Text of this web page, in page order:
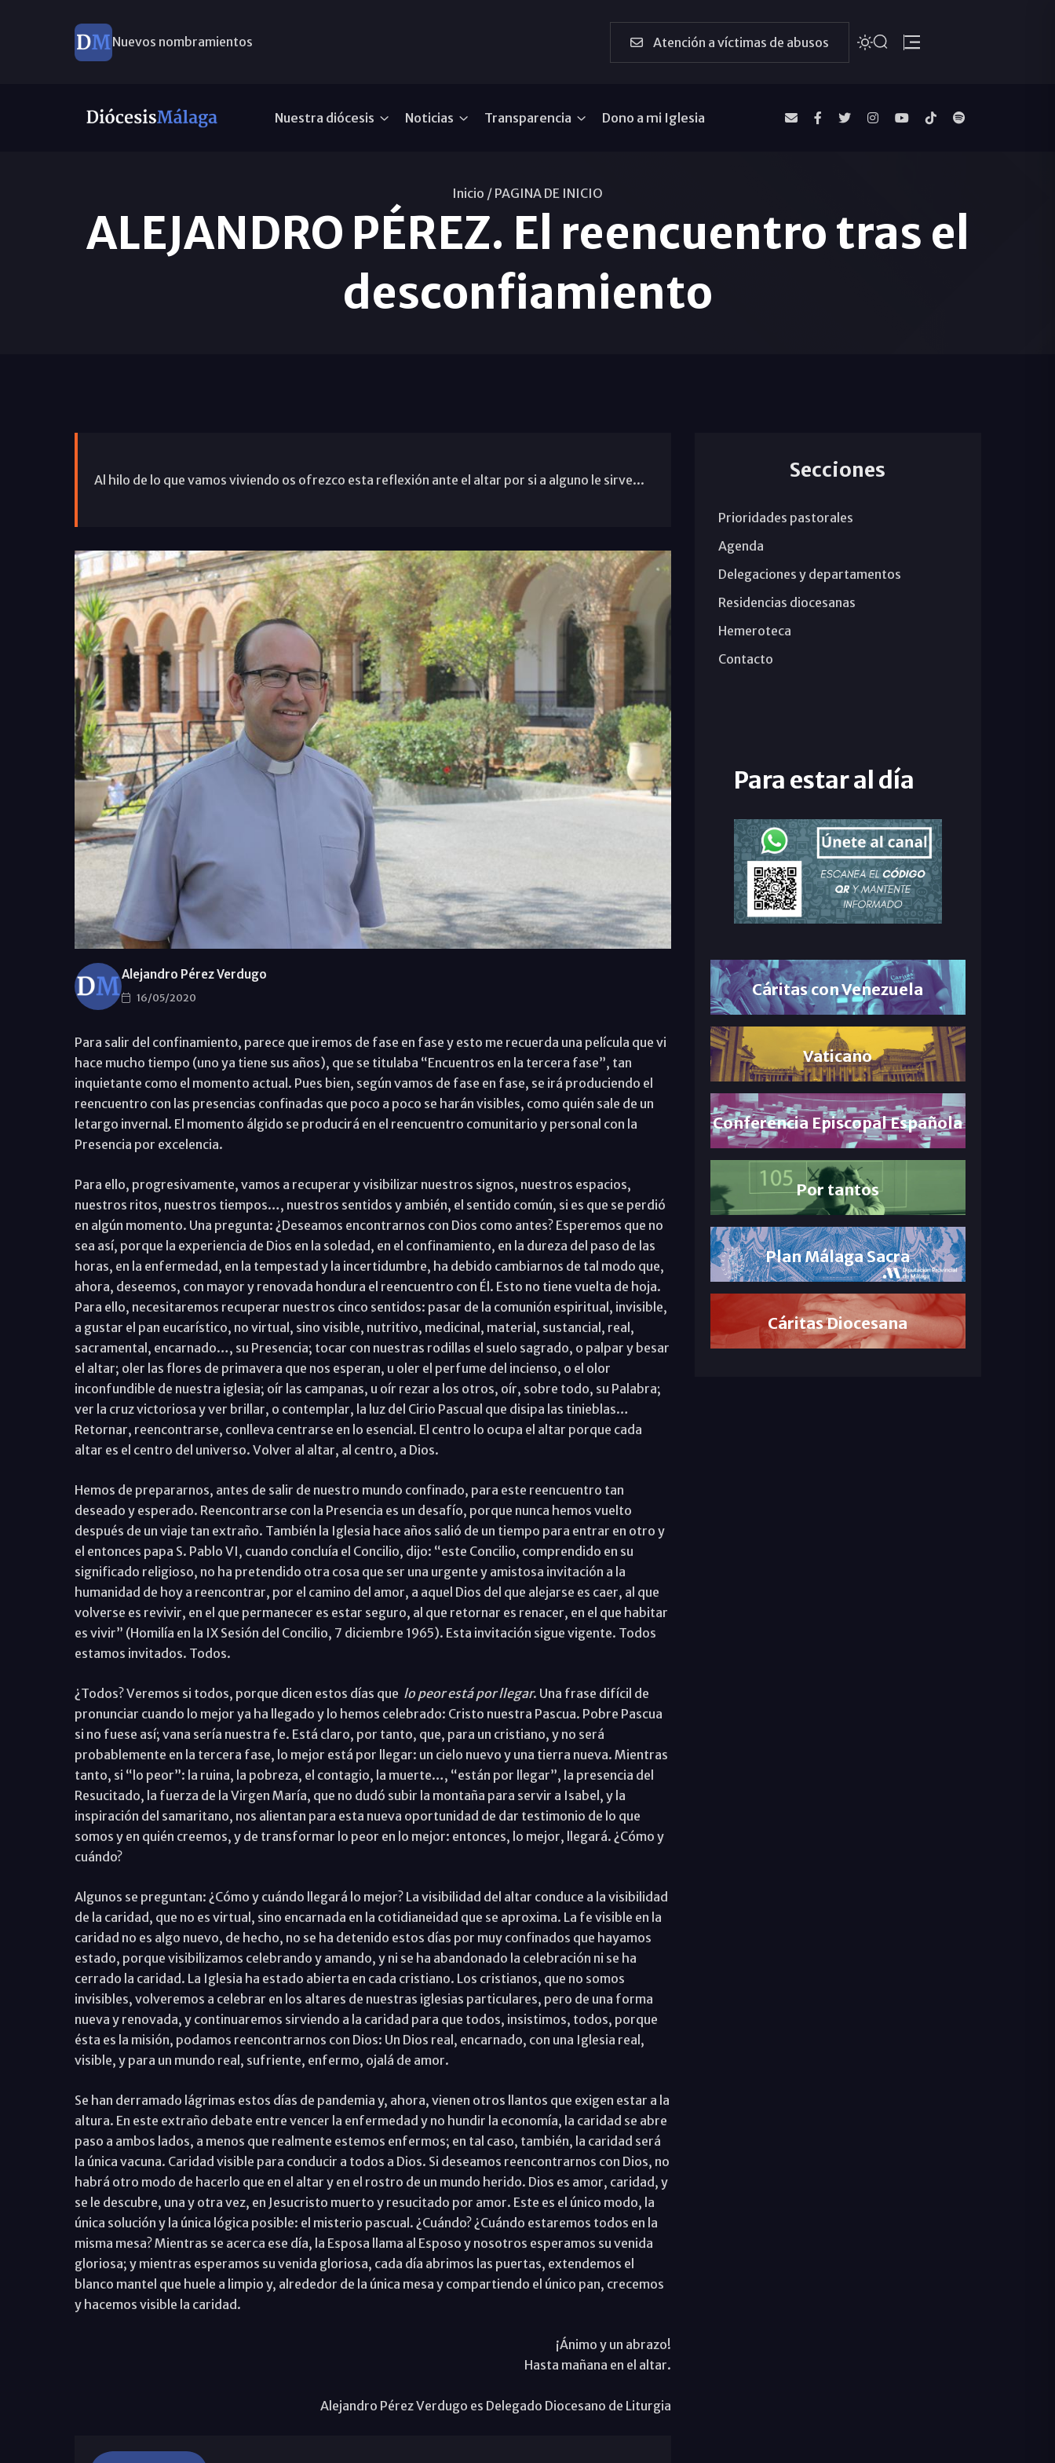
Nuevos nombramientos Atención a víctimas de abusos
Nuestra diócesis Noticias Transparencia Dono a mi Iglesia
Inicio / PAGINA DE INICIO
ALEJANDRO PÉREZ. El reencuentro tras el
desconfiamiento
Al hilo de lo que vamos viviendo os ofrezco esta reflexión ante el altar por si a alguno le sirve...
Alejandro Pérez Verdugo
16/05/2020
Para salir del confinamiento, parece que iremos de fase en fase y esto me recuerda una película que vi
hace mucho tiempo (uno ya tiene sus años), que se titulaba “Encuentros en la tercera fase”, tan
inquietante como el momento actual. Pues bien, según vamos de fase en fase, se irá produciendo el
reencuentro con las presencias confinadas que poco a poco se harán visibles, como quién sale de un
letargo invernal. El momento álgido se producirá en el reencuentro comunitario y personal con la
Presencia por excelencia.
Para ello, progresivamente, vamos a recuperar y visibilizar nuestros signos, nuestros espacios,
nuestros ritos, nuestros tiempos…, nuestros sentidos y ambién, el sentido común, si es que se perdió
en algún momento. Una pregunta: ¿Deseamos encontrarnos con Dios como antes? Esperemos que no
sea así, porque la experiencia de Dios en la soledad, en el confinamiento, en la dureza del paso de las
horas, en la enfermedad, en la tempestad y la incertidumbre, ha debido cambiarnos de tal modo que,
ahora, deseemos, con mayor y renovada hondura el reencuentro con Él. Esto no tiene vuelta de hoja.
Para ello, necesitaremos recuperar nuestros cinco sentidos: pasar de la comunión espiritual, invisible,
a gustar el pan eucarístico, no virtual, sino visible, nutritivo, medicinal, material, sustancial, real,
sacramental, encarnado…, su Presencia; tocar con nuestras rodillas el suelo sagrado, o palpar y besar
el altar; oler las flores de primavera que nos esperan, u oler el perfume del incienso, o el olor
inconfundible de nuestra iglesia; oír las campanas, u oír rezar a los otros, oír, sobre todo, su Palabra;
ver la cruz victoriosa y ver brillar, o contemplar, la luz del Cirio Pascual que disipa las tinieblas…
Retornar, reencontrarse, conlleva centrarse en lo esencial. El centro lo ocupa el altar porque cada
altar es el centro del universo. Volver al altar, al centro, a Dios.
Hemos de prepararnos, antes de salir de nuestro mundo confinado, para este reencuentro tan
deseado y esperado. Reencontrarse con la Presencia es un desafío, porque nunca hemos vuelto
después de un viaje tan extraño. También la Iglesia hace años salió de un tiempo para entrar en otro y
el entonces papa S. Pablo VI, cuando concluía el Concilio, dijo: “este Concilio, comprendido en su
significado religioso, no ha pretendido otra cosa que ser una urgente y amistosa invitación a la
humanidad de hoy a reencontrar, por el camino del amor, a aquel Dios del que alejarse es caer, al que
volverse es revivir, en el que permanecer es estar seguro, al que retornar es renacer, en el que habitar
es vivir” (Homilía en la IX Sesión del Concilio, 7 diciembre 1965). Esta invitación sigue vigente. Todos
estamos invitados. Todos.
¿Todos? Veremos si todos, porque dicen estos días que lo peor está por llegar. Una frase difícil de
pronunciar cuando lo mejor ya ha llegado y lo hemos celebrado: Cristo nuestra Pascua. Pobre Pascua
si no fuese así; vana sería nuestra fe. Está claro, por tanto, que, para un cristiano, y no será
probablemente en la tercera fase, lo mejor está por llegar: un cielo nuevo y una tierra nueva. Mientras
tanto, si “lo peor”: la ruina, la pobreza, el contagio, la muerte…, “están por llegar”, la presencia del
Resucitado, la fuerza de la Virgen María, que no dudó subir la montaña para servir a Isabel, y la
inspiración del samaritano, nos alientan para esta nueva oportunidad de dar testimonio de lo que
somos y en quién creemos, y de transformar lo peor en lo mejor: entonces, lo mejor, llegará. ¿Cómo y
cuándo?
Algunos se preguntan: ¿Cómo y cuándo llegará lo mejor? La visibilidad del altar conduce a la visibilidad
de la caridad, que no es virtual, sino encarnada en la cotidianeidad que se aproxima. La fe visible en la
caridad no es algo nuevo, de hecho, no se ha detenido estos días por muy confinados que hayamos
estado, porque visibilizamos celebrando y amando, y ni se ha abandonado la celebración ni se ha
cerrado la caridad. La Iglesia ha estado abierta en cada cristiano. Los cristianos, que no somos
invisibles, volveremos a celebrar en los altares de nuestras iglesias particulares, pero de una forma
nueva y renovada, y continuaremos sirviendo a la caridad para que todos, insistimos, todos, porque
ésta es la misión, podamos reencontrarnos con Dios: Un Dios real, encarnado, con una Iglesia real,
visible, y para un mundo real, sufriente, enfermo, ojalá de amor.
Se han derramado lágrimas estos días de pandemia y, ahora, vienen otros llantos que exigen estar a la
altura. En este extraño debate entre vencer la enfermedad y no hundir la economía, la caridad se abre
paso a ambos lados, a menos que realmente estemos enfermos; en tal caso, también, la caridad será
la única vacuna. Caridad visible para conducir a todos a Dios. Si deseamos reencontrarnos con Dios, no
habrá otro modo de hacerlo que en el altar y en el rostro de un mundo herido. Dios es amor, caridad, y
se le descubre, una y otra vez, en Jesucristo muerto y resucitado por amor. Este es el único modo, la
única solución y la única lógica posible: el misterio pascual. ¿Cuándo? ¿Cuándo estaremos todos en la
misma mesa? Mientras se acerca ese día, la Esposa llama al Esposo y nosotros esperamos su venida
gloriosa; y mientras esperamos su venida gloriosa, cada día abrimos las puertas, extendemos el
blanco mantel que huele a limpio y, alrededor de la única mesa y compartiendo el único pan, crecemos
y hacemos visible la caridad.
¡Ánimo y un abrazo!
Hasta mañana en el altar.
Alejandro Pérez Verdugo es Delegado Diocesano de Liturgia
Secciones
Prioridades pastorales
Agenda
Delegaciones y departamentos
Residencias diocesanas
Hemeroteca
Contacto
Para estar al día
Cáritas con Venezuela
Vaticano
Conferencia Episcopal Española
Por tantos
Plan Málaga Sacra
Cáritas Diocesana